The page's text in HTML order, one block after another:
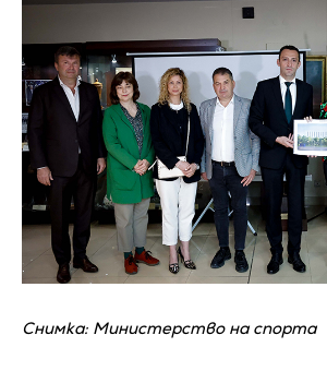
Снимка: Министерство на спорта